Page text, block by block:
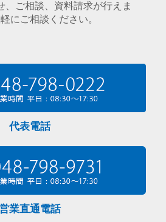
、ご相談、資料請求が行えま
にご相談ください。
代表電話
業直通電話